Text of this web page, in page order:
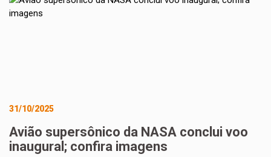
31/10/2025
Avião supersônico da NASA conclui voo
inaugural; confira imagens